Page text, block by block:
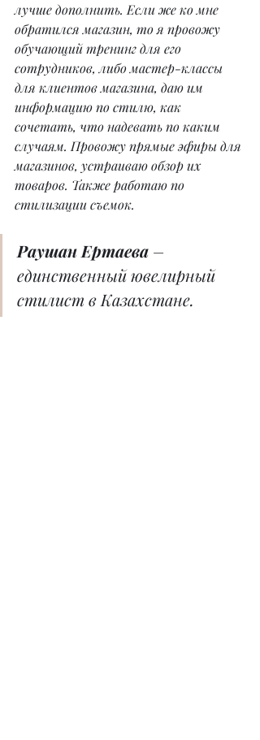
лучше дополнить. Если же ко мне
обратился магазин, то я провожу
обучающий тренинг для его
сотрудников, либо мастер-классы
для клиентов магазина, даю им
информацию по стилю, как
сочетать, что надевать по каким
случаям. Провожу прямые эфиры для
магазинов, устраиваю обзор их
товаров. Также работаю по
стилизации съемок.
Раушан Ертаева –
единственный ювелирный
стилист в Казахстане.